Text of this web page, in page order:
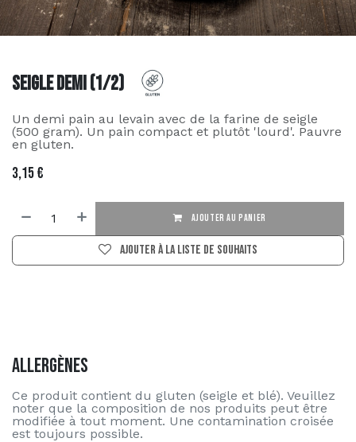
Seigle demi (1/2)
Un demi pain au levain avec de la farine de seigle
(500 gram). Un pain compact et plutôt 'lourd'. Pauvre
en gluten.
3,15€
AJOUTER AU PANIER
Ajouter à la liste de souhaits
Allergènes
Ce produit contient du gluten (seigle et blé). Veuillez
noter que la composition de nos produits peut être
modifiée à tout moment. Une contamination croisée
est toujours possible.